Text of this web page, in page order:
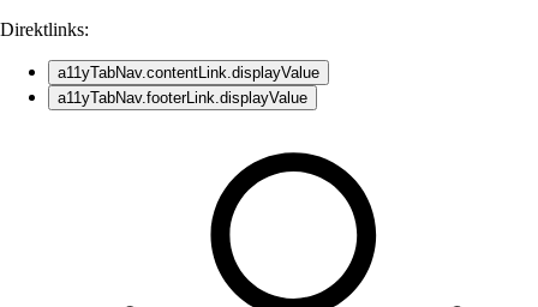
Direktlinks:
a11yTabNav.contentLink.displayValue
a11yTabNav.footerLink.displayValue